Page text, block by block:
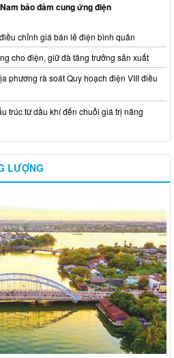
bảo đảm cung ứng điện
chỉnh giá bán lẻ điện bình quân
cho điện, giữ đà tăng trưởng sản xuất
phương rà soát Quy hoạch điện VIII điều
trúc từ dầu khí đến chuỗi giá trị năng
LƯỢNG